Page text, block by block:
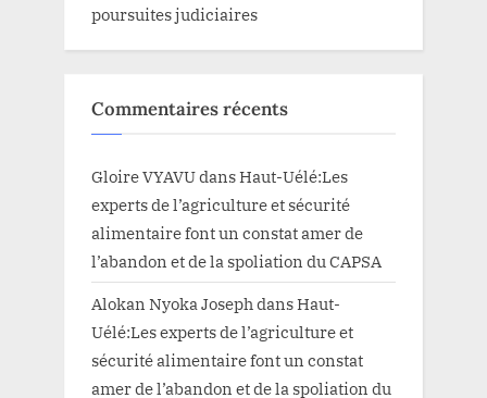
poursuites judiciaires
Commentaires récents
Gloire VYAVUdansHaut-Uélé:Les
experts de l’agriculture et sécurité
alimentaire font un constat amer de
l’abandon et de la spoliation du CAPSA
Alokan Nyoka JosephdansHaut-
Uélé:Les experts de l’agriculture et
sécurité alimentaire font un constat
amer de l’abandon et de la spoliation du